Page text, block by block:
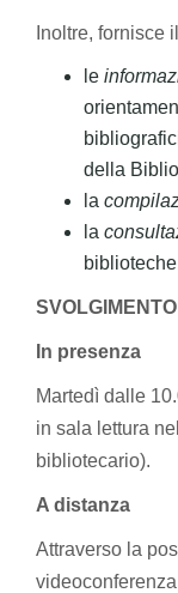
Inoltre, fornisce
le
della
la
la
In presenza
Martedì dalle
in sala lettura
bibliotecario).
A distanza
Attraverso la